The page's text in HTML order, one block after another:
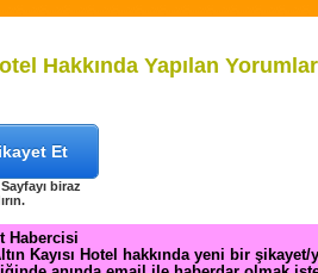
Hakkında Yapılan
Et
biraz
Habercisi
Kayısı Hotel hakkında yeni bir şikayet/